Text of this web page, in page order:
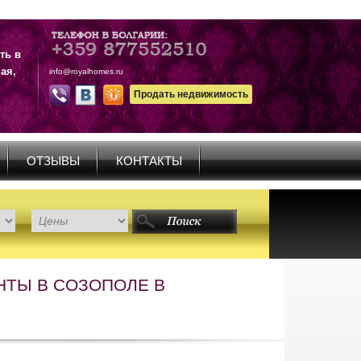
в
info@royalhomes.ru
Продать недвижимость
ОТЗЫВЫ КОНТАКТЫ
В СОЗОПОЛЕ В